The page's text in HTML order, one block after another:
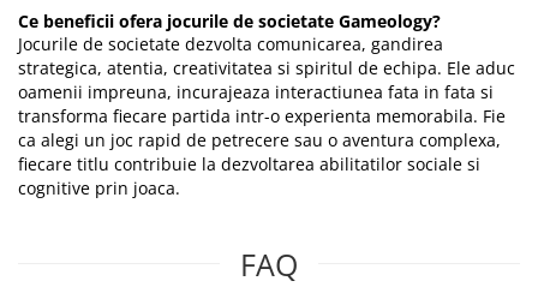
Ce beneficii ofera jocurile de societate Gameology?
Jocurile de societate dezvolta comunicarea, gandirea
strategica, atentia, creativitatea si spiritul de echipa. Ele aduc
oamenii impreuna, incurajeaza interactiunea fata in fata si
transforma fiecare partida intr-o experienta memorabila. Fie
ca alegi un joc rapid de petrecere sau o aventura complexa,
fiecare titlu contribuie la dezvoltarea abilitatilor sociale si
cognitive prin joaca.
FAQ